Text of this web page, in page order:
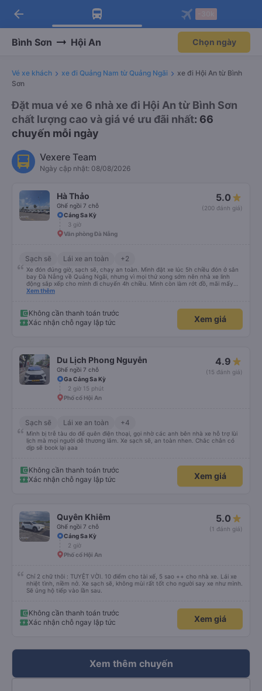
Tải app Vexere ngay!
Nhận ưu đãi thành viên độc
Mở app
Tải app Vexere
-30k/ghế khi đặt vé máy bay qua
Mở app
arrow_back
Bình Sơn Hội An Chọn ngày
Vé xe khách xe đi Quảng Nam từ Quảng Ngãi
xe đi Hội An từ Bình
Sơn
Đặt mua vé xe 6 nhà xe đi Hội An từ Bình Sơn
chất lượng cao và giá vé ưu đãi nhất: 66
chuyến mỗi ngày
Vexere Team
Ngày cập nhật: 08/08/2026
Hà Thảo
Ghế ngồi 7 chỗ
5.0
(200 đánh giá)
Cảng Sa Kỳ
3 giờ
Văn phòng Đà Nẵng
Sạch sẽ Lái xe an toàn +2
Xe đón đúng giờ, sạch sẽ, chạy an toàn. Mình đặt xe lúc 5h chiều đón ở sân
bay Đà Nẵng về Quảng Ngãi, nhưng vì mọi thứ xong sớm nên nhà xe linh
động sắp xếp cho mình đi chuyến 4h chiều. Mình còn làm rớt đồ, mãi mấy
ngày sau mới phát hiện ra, và phía nhà xe cũng giúp mình tìm lại. Lần sau
Xem thêm
Không cần thanh toán trước
Xác nhận chỗ ngay lập tức
Xem giá
Du Lịch Phong Nguyễn
Ghế ngồi 7 chỗ
4.9
(15 đánh giá)
Ga Cảng Sa Kỳ
2 giờ 15 phút
Phố cổ Hội An
Sạch sẽ Lái xe an toàn +4
Mình bị trễ tàu do để quên điện thoại, gọi nhờ các anh bên nhà xe hỗ trợ lùi
lịch mà mọi người dễ thương lắm. Xe sạch sẽ, an toàn nhen. Chắc chắn có
dịp sẽ book lại ạaa
Không cần thanh toán trước
Xác nhận chỗ ngay lập tức
Xem giá
Quyên Khiêm
Ghế ngồi 7 chỗ
5.0
(1 đánh giá)
Cảng Sa Kỳ
2 giờ
Phố cổ Hội An
Chỉ 2 chữ thôi : TUYỆT VỜI. 10 điểm cho tài xế, 5 sao ++ cho nhà xe. Lái xe
nhiệt tình, niềm nở. Xe sạch sẽ, không mùi rất tốt cho người say xe như mình.
Sẽ ủng hộ tiếp vào lần sau.
Không cần thanh toán trước
Xác nhận chỗ ngay lập tức
Xem giá
Xem thêm chuyến